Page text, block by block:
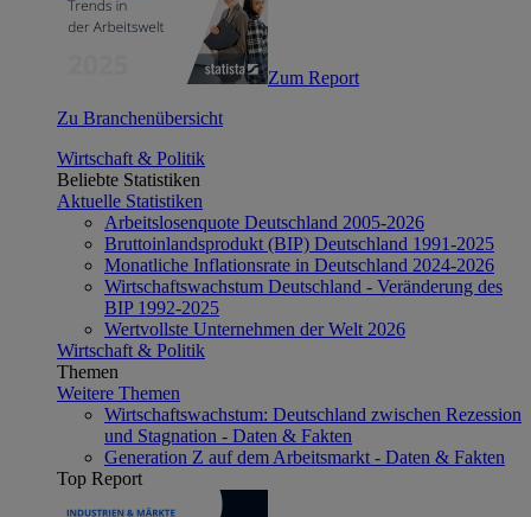
Zum Report
Zu Branchenübersicht
Wirtschaft & Politik
Beliebte Statistiken
Aktuelle Statistiken
Arbeitslosenquote Deutschland 2005-2026
Bruttoinlandsprodukt (BIP) Deutschland 1991-2025
Monatliche Inflationsrate in Deutschland 2024-2026
Wirtschaftswachstum Deutschland - Veränderung des
BIP 1992-2025
Wertvollste Unternehmen der Welt 2026
Wirtschaft & Politik
Themen
Weitere Themen
Wirtschaftswachstum: Deutschland zwischen Rezession
und Stagnation - Daten & Fakten
Generation Z auf dem Arbeitsmarkt - Daten & Fakten
Top Report